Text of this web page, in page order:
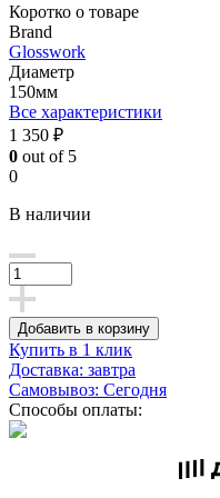
Коротко о товаре
Brand
Glosswork
Диаметр
150мм
Все характеристики
1 350 ₽
0 out of 5
0
В наличии
Добавить в корзину
Купить в 1 клик
Доставка: завтра
Самовывоз: Сегодня
Способы оплаты: